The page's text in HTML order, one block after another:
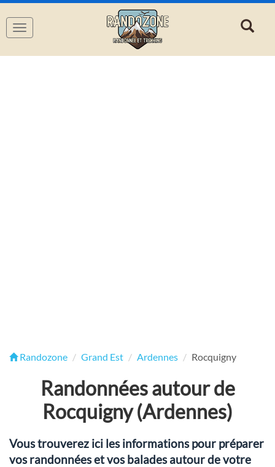
Navigation
Randozone Grand Est Ardennes Rocquigny
Randonnées autour de
Rocquigny (Ardennes)
Vous trouverez ici les informations pour préparer
vos randonnées et vos balades autour de votre